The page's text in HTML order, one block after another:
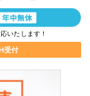
いたします！
受付